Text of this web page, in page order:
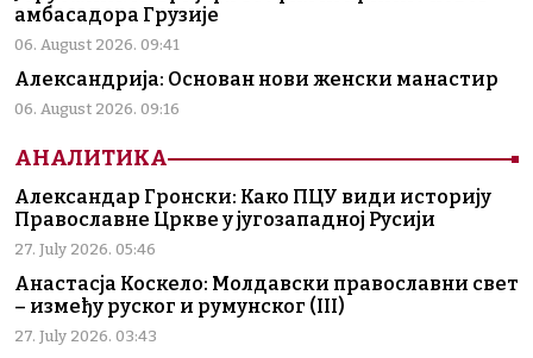
амбасадора Грузије
06. August 2026. 09:41
Александрија: Основан нови женски манастир
06. August 2026. 09:16
АНАЛИТИКА
Александар Гронски: Како ПЦУ види историју
Православне Цркве у југозападној Русији
27. July 2026. 05:46
Анастасја Коскело: Молдавски православни свет
– између руског и румунског (III)
27. July 2026. 03:43